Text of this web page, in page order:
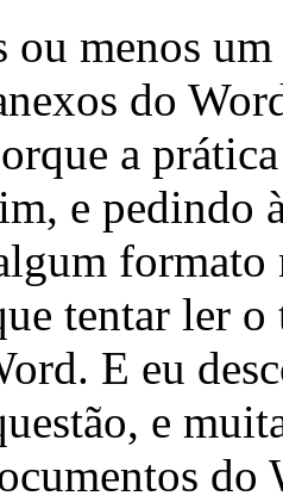
ou menos
do
a
e pedindo
formato
tentar ler
E eu
e
do